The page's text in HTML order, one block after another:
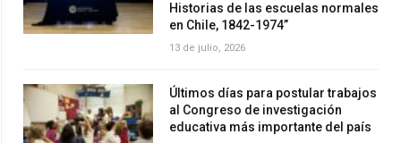
Historias de las escuelas normales
en Chile, 1842-1974”
13 de julio, 2026
Últimos días para postular trabajos
al Congreso de investigación
educativa más importante del país